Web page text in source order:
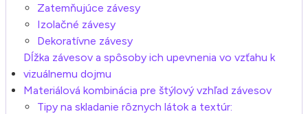
Zatemňujúce závesy
Izolačné závesy
Dekoratívne závesy
Dĺžka závesov a spôsoby ich upevnenia vo vzťahu k
vizuálnemu dojmu
Materiálová kombinácia pre štýlový vzhľad závesov
Tipy na skladanie rôznych látok a textúr: